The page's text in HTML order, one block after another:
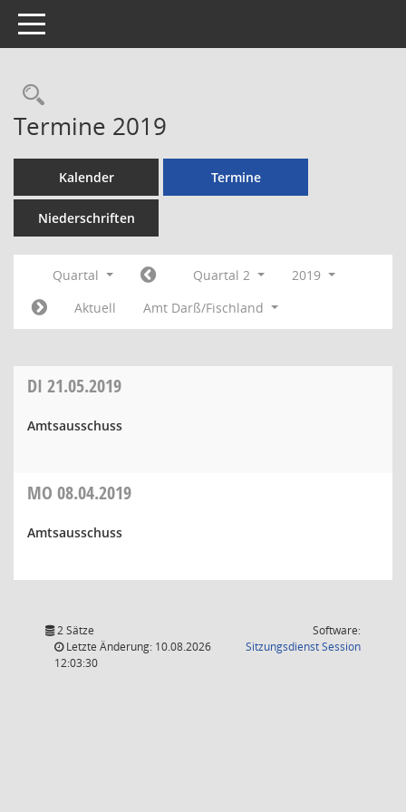
Toggle navigation
Rechercheauswahl
Termine 2019
Kalender Termine
Niederschriften
Quartal Quartal 2
2019
Aktuell
Amt Darß/Fischland
DI 21.05.2019
Amtsausschuss
MO 08.04.2019
Amtsausschuss
2 Sätze
Letzte Änderung: 10.08.2026
12:03:30
Software:
SitzungsdienstSession(Wird in